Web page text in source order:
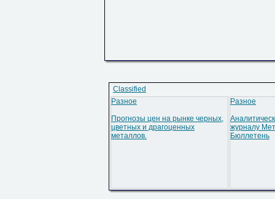
Classified
Разное
Прогнозы цен на рынке черных,
цветных и драгоценных
металлов.
Разное
журналу
Бюллетень